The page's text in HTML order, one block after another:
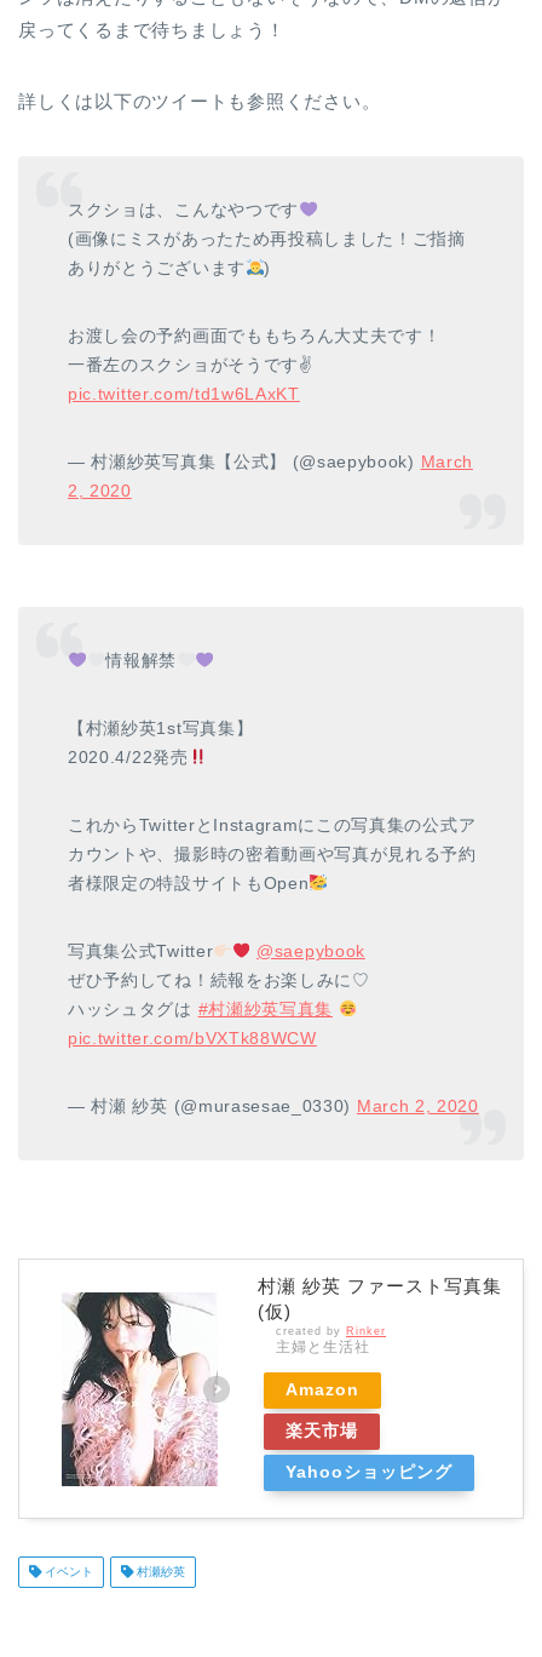
戻ってくるまで待ちましょう！
詳しくは以下のツイートも参照ください。
スクショは、こんなやつです
(画像にミスがあったため再投稿しました！ご指摘
ありがとうございます
)
お渡し会の予約画面でももちろん大丈夫です！
一番左のスクショがそうです✌️
pic.twitter.com/td1w6LAxKT
— 村瀬紗英写真集【公式】 (@saepybook) March
2, 2020
情報解禁
【村瀬紗英1st写真集】
2020.4/22発売
これからTwitterとInstagramにこの写真集の公式ア
カウントや、撮影時の密着動画や写真が見れる予約
者様限定の特設サイトもOpen
写真集公式Twitter
@saepybook
ぜひ予約してね！続報をお楽しみに♡
ハッシュタグは #村瀬紗英写真集
pic.twitter.com/bVXTk88WCW
— 村瀬 紗英 (@murasesae_0330) March 2, 2020
村瀬 紗英 ファースト写真集
(仮)
created by Rinker
主婦と生活社
Amazon
楽天市場
Yahooショッピング
イベント 村瀬紗英